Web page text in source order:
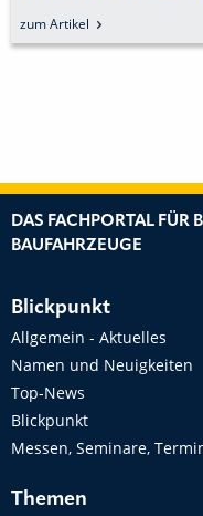
zum Artikel
DAS FACHPORTAL FÜR
BAUFAHRZEUGE
Blickpunkt
Allgemein - Aktuelles
Namen und Neuigkeiten
Top-News
Blickpunkt
Messen, Seminare,
Themen